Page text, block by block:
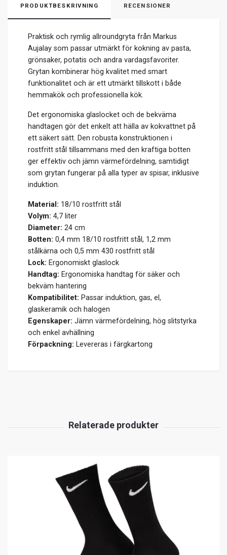
PRODUKTBESKRIVNING RECENSIONER
Praktisk och rymlig allroundgryta från Markus
Aujalay som passar utmärkt för kokning av pasta,
grönsaker, potatis och andra vardagsfavoriter.
Grytan kombinerar hög kvalitet med smart
funktionalitet och är ett utmärkt tillskott i både
hemmakök och professionella kök.
Det ergonomiska glaslocket och de bekväma
handtagen gör det enkelt att hälla av kokvattnet på
ett säkert sätt. Den robusta konstruktionen i
rostfritt stål tillsammans med den kraftiga botten
ger effektiv och jämn värmefördelning, samtidigt
som grytan fungerar på alla typer av spisar, inklusive
induktion.
Material: 18/10 rostfritt stål
Volym: 4,7 liter
Diameter: 24 cm
Botten: 0,4 mm 18/10 rostfritt stål, 1,2 mm
stålkärna och 0,5 mm 430 rostfritt stål
Lock: Ergonomiskt glaslock
Handtag: Ergonomiska handtag för säker och
bekväm hantering
Kompatibilitet: Passar induktion, gas, el,
glaskeramik och halogen
Egenskaper: Jämn värmefördelning, hög slitstyrka
och enkel avhällning
Förpackning: Levereras i färgkartong